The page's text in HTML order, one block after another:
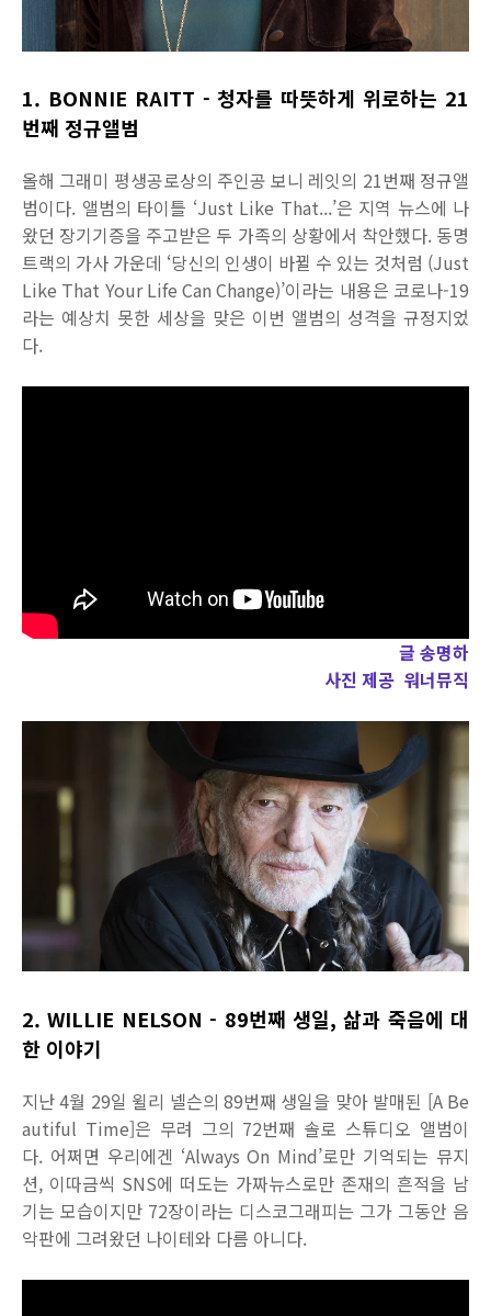
1. BONNIE RAITT - 청자를 따뜻하게 위로하는 21
번째 정규앨범
올해 그래미 평생공로상의 주인공 보니 레잇의 21번째 정규앨
범이다. 앨범의 타이틀 ‘Just Like That...’은 지역 뉴스에 나
왔던 장기기증을 주고받은 두 가족의 상황에서 착안했다. 동명
트랙의 가사 가운데 ‘당신의 인생이 바뀔 수 있는 것처럼 (Just
Like That Your Life Can Change)’이라는 내용은 코로나-19
라는 예상치 못한 세상을 맞은 이번 앨범의 성격을 규정지었
다.
글 송명하
사진 제공 워너뮤직
2. WILLIE NELSON - 89번째 생일, 삶과 죽음에 대
한 이야기
지난 4월 29일 윌리 넬슨의 89번째 생일을 맞아 발매된 [A Be
autiful Time]은 무려 그의 72번째 솔로 스튜디오 앨범이
다. 어쩌면 우리에겐 ‘Always On Mind’로만 기억되는 뮤지
션, 이따금씩 SNS에 떠도는 가짜뉴스로만 존재의 흔적을 남
기는 모습이지만 72장이라는 디스코그래피는 그가 그동안 음
악판에 그려왔던 나이테와 다름 아니다.